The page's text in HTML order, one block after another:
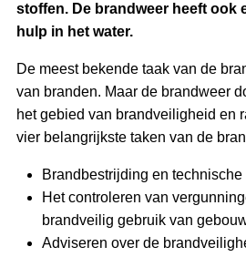
stoffen. De brandweer heeft ook
hulp in het water.
De meest bekende taak van de
van branden. Maar de brandweer
het gebied van brandveiligheid en
vier belangrijkste taken van de
Brandbestrijding en
Het controleren van
brandveilig gebruik van
Adviseren over de